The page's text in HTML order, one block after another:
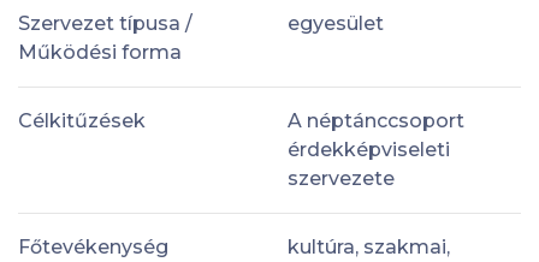
Szervezet típusa /
Működési forma
egyesület
Célkitűzések
A néptánccsoport
érdekképviseleti
szervezete
Főtevékenység
kultúra, szakmai,